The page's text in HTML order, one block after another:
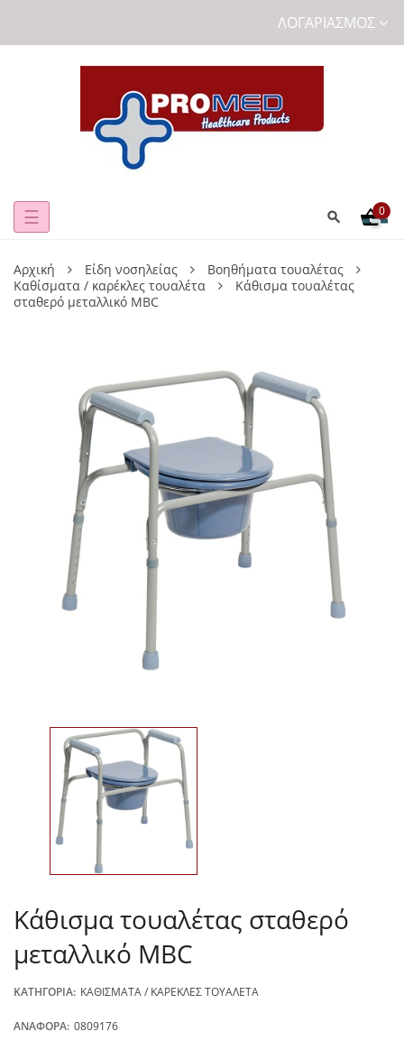
ΛΟΓΑΡΙΑΣΜΌΣ
Toggle
☰ 0
Αρχική Είδη νοσηλείας
Βοηθήματα τουαλέτας
Καθίσματα / καρέκλες τουαλέτα
Κάθισμα τουαλέτας
σταθερό μεταλλικό MBC
Κάθισμα τουαλέτας σταθερό
μεταλλικό MBC
ΚΑΤΗΓΟΡΊΑ: ΚΑΘΊΣΜΑΤΑ / ΚΑΡΈΚΛΕΣ ΤΟΥΑΛΈΤΑ
ΑΝΑΦΟΡΆ: 0809176